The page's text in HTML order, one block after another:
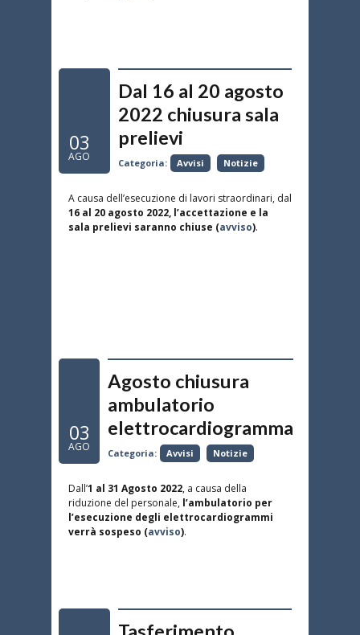
03
AGO
Dal 16 al 20 agosto
2022 chiusura sala
prelievi
Categoria: Avvisi Notizie
A causa dell’esecuzione di lavori straordinari, dal
16 al 20 agosto 2022, l’accettazione e la
sala prelievi saranno chiuse (avviso).
03
AGO
Agosto chiusura
ambulatorio
elettrocardiogramma
Categoria: Avvisi Notizie
Dall’1 al 31 Agosto 2022, a causa della
riduzione del personale,l’ambulatorio per
l’esecuzione degli elettrocardiogrammi
verrà sospeso (avviso).